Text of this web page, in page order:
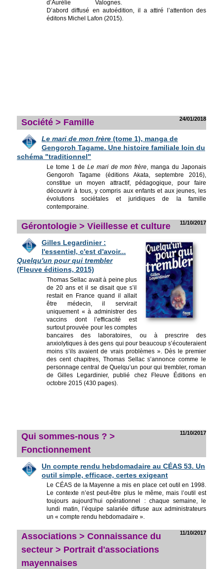
d’Aurélie Valognes.
D’abord diffusé en autoédition, il a attiré l’attention des
éditons Michel Lafon (2015).
24/01/2018
Société > Famille
Le mari de mon frère(tome 1), manga de
Gengoroh Tagame. Une histoire familiale loin du
schéma "traditionnel"
Le tome 1 de Le mari de mon frère, manga du Japonais
Gengoroh Tagame (éditions Akata, septembre 2016),
constitue un moyen attractif, pédagogique, pour faire
découvrir à tous, y compris aux enfants et aux jeunes, les
évolutions sociétales et juridiques de la famille
contemporaine.
11/10/2017
Gérontologie > Vieillesse et culture
Gilles Legardinier :
l'essentiel, c'est d'avoir...
Quelqu'un pour qui trembler
(Fleuve éditions, 2015)
Thomas Sellac avait à peine plus
de 20 ans et il se disait que s’il
restait en France quand il allait
être médecin, il servirait
uniquement « à administrer des
vaccins dont l’efficacité est
surtout prouvée pour les comptes
bancaires des laboratoires, ou à prescrire des
anxiolytiques à des gens qui pour beaucoup s’écouteraient
moins s’ils avaient de vrais problèmes ». Dès le premier
des cent chapitres, Thomas Sellac s’annonce comme le
personnage central de Quelqu’un pour qui trembler, roman
de Gilles Legardinier, publié chez Fleuve Éditions en
octobre 2015 (430 pages).
11/10/2017
Qui sommes-nous ? >
Fonctionnement
Un compte rendu hebdomadaire au CÉAS 53. Un
outil simple, efficace, certes exigeant
Le CÉAS de la Mayenne a mis en place cet outil en 1998.
Le contexte n’est peut-être plus le même, mais l’outil est
toujours aujourd’hui opérationnel : chaque semaine, le
lundi matin, l’équipe salariée diffuse aux administrateurs
un « compte rendu hebdomadaire ».
11/10/2017
Associations > Connaissance du
secteur > Portrait d'associations
mayennaises